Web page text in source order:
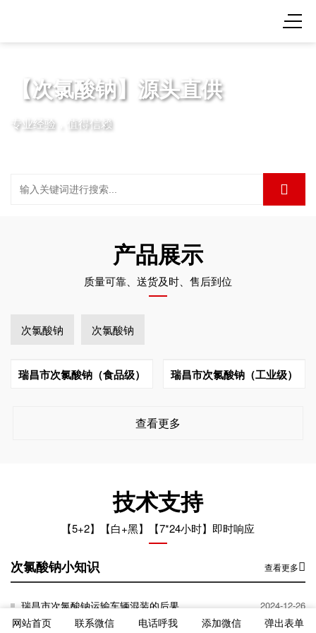
【次氯酸钠】源头直供
专业经验，值得信赖
产品展示
质量可靠、送货及时、售后到位
次氯酸钠 次氯酸钠
瑞昌市次氯酸钠（食品级） 瑞昌市次氯酸钠（工业级）
查看更多
技术支持
【5+2】【白+黑】【7*24小时】即时响应
次氯酸钠小知识 查看更多
瑞昌市次氯酸钠运输车辆混装的后果 2024-12-26
网站首页 联系微信 电话呼我 添加微信 弹出表单